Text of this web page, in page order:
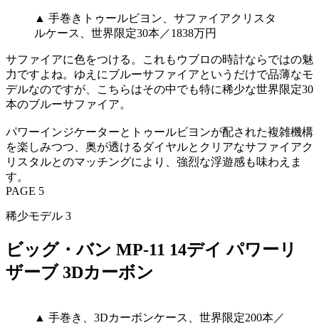
▲ 手巻きトゥールビヨン、サファイアクリスタ
ルケース、世界限定30本／1838万円
サファイアに色をつける。これもウブロの時計ならではの魅
力ですよね。ゆえにブルーサファイアというだけで品薄なモ
デルなのですが、こちらはその中でも特に稀少な世界限定30
本のブルーサファイア。
パワーインジケーターとトゥールビヨンが配された複雑機構
を楽しみつつ、奥が透けるダイヤルとクリアなサファイアク
リスタルとのマッチングにより、強烈な浮遊感も味わえま
す。
PAGE 5
稀少モデル 3
ビッグ・バン MP-11 14デイ パワーリ
ザーブ 3Dカーボン
▲ 手巻き、3Dカーボンケース、世界限定200本／